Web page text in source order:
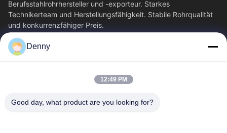
Berufsstahlrohrhersteller und -exporteur. Starkes
Technikerteam und Herstellungsfähigkeit. Stabile Rohrqualität
und konkurrenzfähiger Preis.
Schnelllinks
Haus
Treten Sie Mit Uns In
Fordern Sie Ein Zitat
Denny
12:49 PM
Good day, what product are you looking for?